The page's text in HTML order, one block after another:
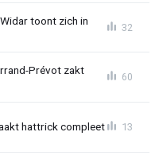
toont zich in
32
Prévot zakt
60
hattrick compleet 13